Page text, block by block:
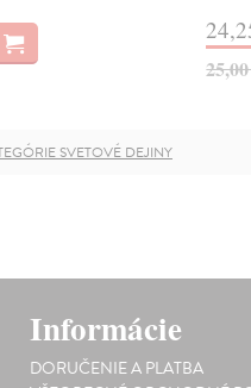
SVETOVÉ DEJINY
Informácie
DORUČENIE A PLATBA